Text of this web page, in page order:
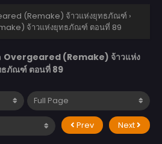
(Remake) จ้าวแห่งยุทธภัณฑ์ ›
จ้าวแห่งยุทธภัณฑ์ ตอนที่ 89
Overgeared (Remake) จ้าวแห่ง
ธภัณฑ์ ตอนที่ 89
Prev Next